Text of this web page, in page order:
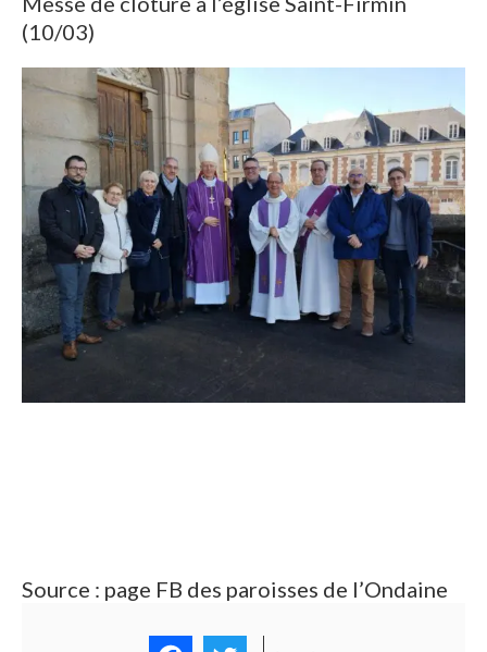
(10/03)
Source : page FB des paroisses de l’Ondaine